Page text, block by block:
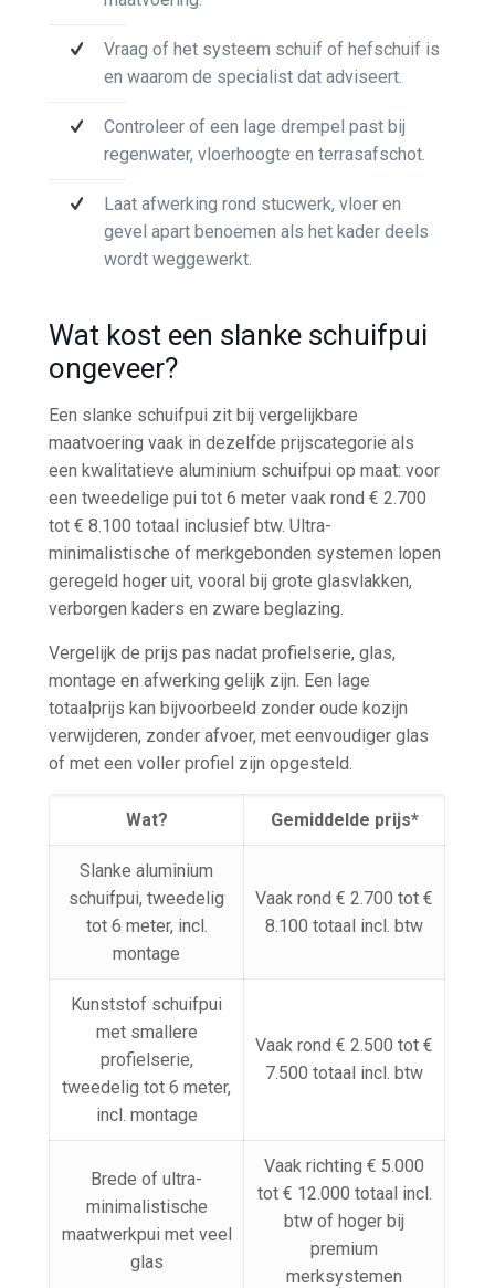
Vraag of het systeem schuif of hefschuif is
en waarom de specialist dat adviseert.
Controleer of een lage drempel past bij
regenwater, vloerhoogte en terrasafschot.
Laat afwerking rond stucwerk, vloer en
gevel apart benoemen als het kader deels
wordt weggewerkt.
Wat kost een slanke schuifpui
ongeveer?
Een slanke schuifpui zit bij vergelijkbare
maatvoering vaak in dezelfde prijscategorie als
een kwalitatieve aluminium schuifpui op maat: voor
een tweedelige pui tot 6 meter vaak rond € 2.700
tot € 8.100 totaal inclusief btw. Ultra-
minimalistische of merkgebonden systemen lopen
geregeld hoger uit, vooral bij grote glasvlakken,
verborgen kaders en zware beglazing.
Vergelijk de prijs pas nadat profielserie, glas,
montage en afwerking gelijk zijn. Een lage
totaalprijs kan bijvoorbeeld zonder oude kozijn
verwijderen, zonder afvoer, met eenvoudiger glas
of met een voller profiel zijn opgesteld.
Wat? Gemiddelde prijs*
Slanke aluminium
schuifpui, tweedelig
tot 6 meter, incl.
montage
Vaak rond € 2.700 tot €
8.100 totaal incl. btw
Kunststof schuifpui
met smallere
profielserie,
tweedelig tot 6 meter,
incl. montage
Vaak rond € 2.500 tot €
7.500 totaal incl. btw
Brede of ultra-
minimalistische
maatwerkpui met veel
glas
Vaak richting € 5.000
tot € 12.000 totaal incl.
btw of hoger bij
premium
merksystemen